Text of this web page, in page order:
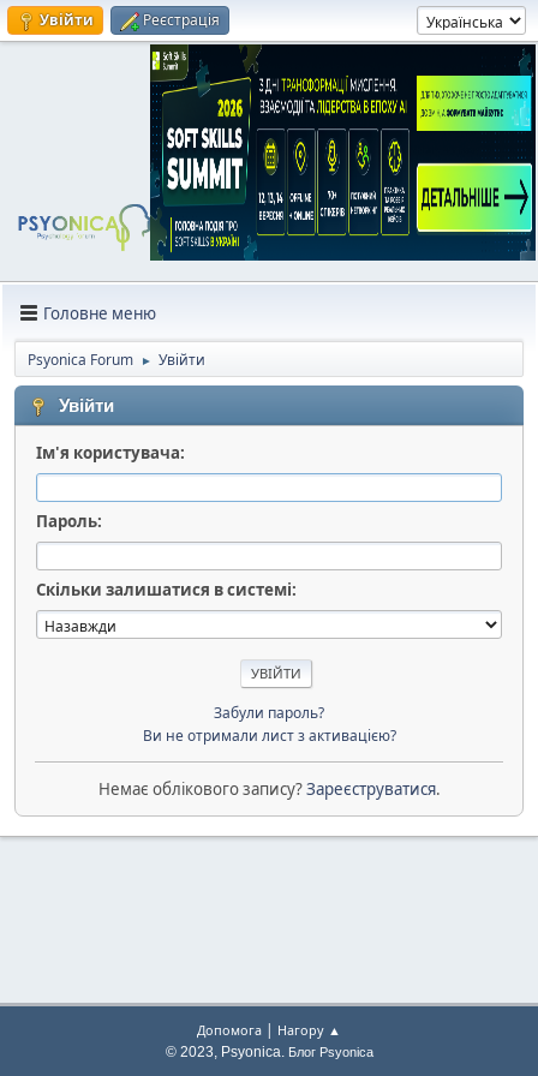
Увійти Реєстрація
Головне меню
Psyonica Forum ► Увійти
Увійти
Ім'я користувача:
Пароль:
Скільки залишатися в системі:
Забули пароль?
Ви не отримали лист з активацією?
Немає облікового запису?Зареєструватися.
Допомога | Нагору ▲
© 2023, Psyonica. Блог Psyonica